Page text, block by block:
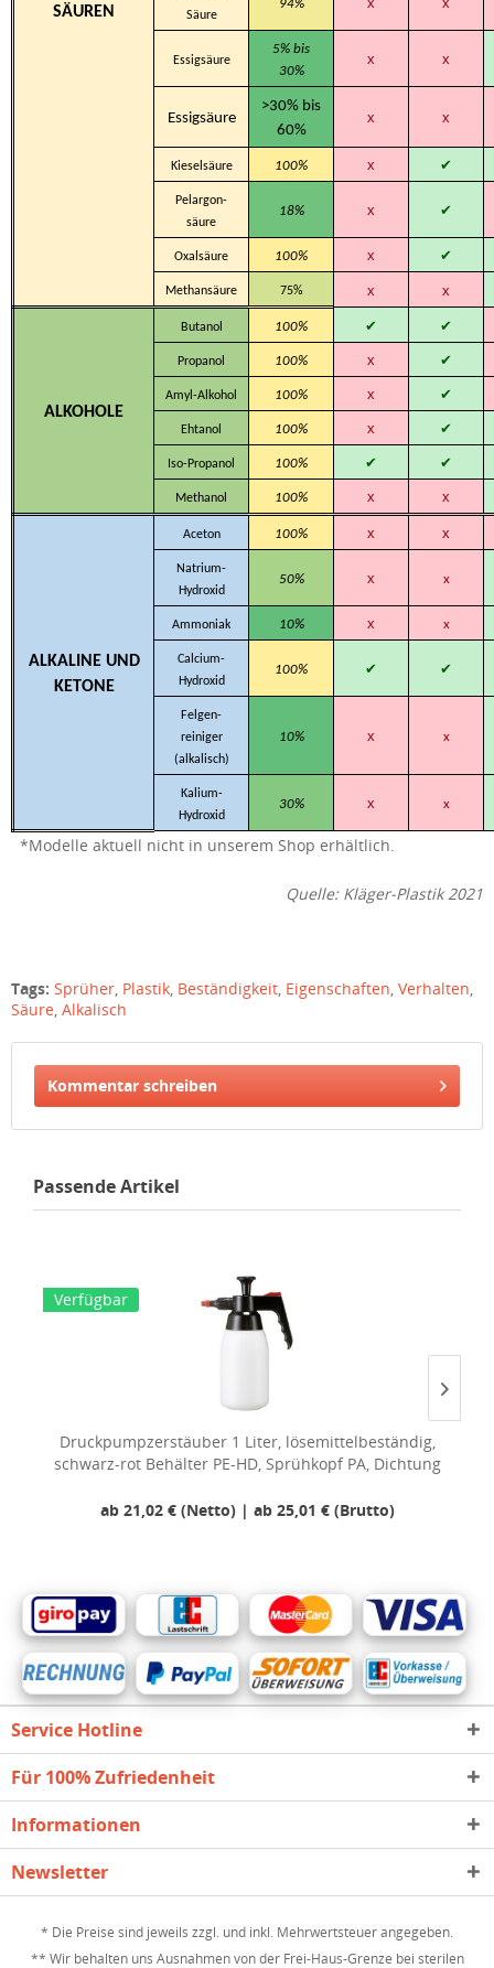
SÄUREN
Säure
94%
Essigsäure
5% bis
30%
x x
Essigsäure
>30% bis
60%
x x
Kieselsäure 100% x ✔
Pelargon-
säure
18% x ✔
Oxalsäure 100% x ✔
Methansäure 75% x x
ALKOHOLE
Butanol 100% ✔ ✔
Propanol 100% x ✔
Amyl-Alkohol 100% x ✔
Ehtanol 100% x ✔
Iso-Propanol 100% ✔ ✔
Methanol 100% x x
ALKALINE UND
KETONE
Aceton 100% x x
Natrium-
Hydroxid
50% x x
Ammoniak 10% x x
Calcium-
Hydroxid
100% ✔ ✔
Felgen-
reiniger
(alkalisch)
10% x x
Kalium-
Hydroxid
30% x x
*Modelle aktuell nicht in unserem Shop erhältlich.
Quelle: Kläger-Plastik 2021
Tags: Sprüher, Plastik, Beständigkeit, Eigenschaften, Verhalten,
Säure, Alkalisch
Kommentar schreiben
Passende Artikel
Verfügbar
Druckpumpzerstäuber 1 Liter, lösemittelbeständig,
schwarz-rot Behälter PE-HD, Sprühkopf PA, Dichtung
ab 21,02 € (Netto) | ab 25,01 € (Brutto)
Service Hotline
Für 100% Zufriedenheit
Informationen
Newsletter
* Die Preise sind jeweils zzgl. und inkl. Mehrwertsteuer angegeben.
** Wir behalten uns Ausnahmen von der Frei-Haus-Grenze bei sterilen